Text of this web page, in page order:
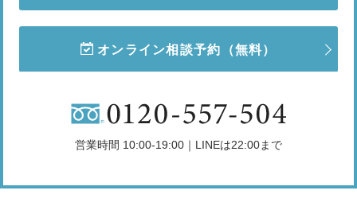
オンライン相談予約 （無料）
営業時間 10:00-19:00｜LINEは22:00まで